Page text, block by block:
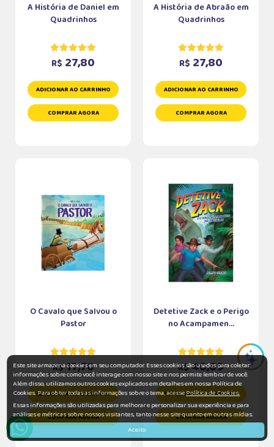
A História de Daniel em
Quadrinhos
R$ 27,80
ADICIONAR AO CARRINHO
COMPRAR AGORA
A História de Abraão em
Quadrinhos
R$ 27,80
ADICIONAR AO CARRINHO
COMPRAR AGORA
O Cavalo que Salvou o
Pastor
R$17,70
ADICIONAR AO CARRINHO
COMPRAR AGORA
Detetive Zack e o Perigo
no Acampamen...
R$40,60
ADICIONAR AO CARRINHO
COMPRAR AGORA
Este site armazena cookies em seu computador. Esses cookies são usados para coletar
informações sobre como você interage com nosso site e nos permite lembrar de você.
Além disso, utilizamos outros cookies explicados em detalhes em nossa Política de
Cookies. Para obter todas as informações sobre o tema, acessePolítica de Cookies.
Essas informações são utilizadas para melhorar e personalizar sua experiência e para
análises e métricas sobre nossos visitantes, tanto nesse site quanto em outras mídias.
Aceito